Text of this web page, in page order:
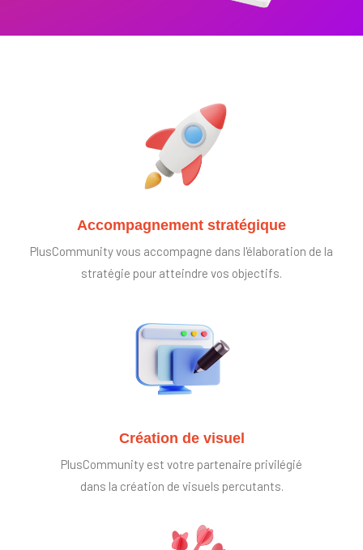
Accompagnement stratégique
PlusCommunity vous accompagne dans l'élaboration de la
stratégie pour atteindre vos objectifs.
Création de visuel
PlusCommunity est votre partenaire privilégié
dans la création de visuels percutants.